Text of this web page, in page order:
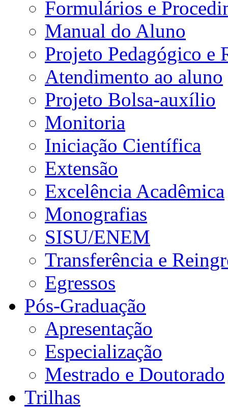
Formulários e
Manual do Aluno
Projeto Pedagógico e
Atendimento ao aluno
Projeto Bolsa-auxílio
Monitoria
Iniciação Científica
Extensão
Excelência Acadêmica
Monografias
SISU/ENEM
Transferência e
Egressos
Pós-Graduação
Apresentação
Especialização
Mestrado e Doutorado
Trilhas